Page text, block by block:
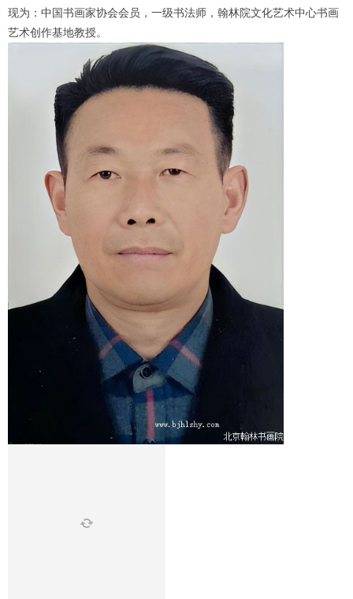
现为：中国书画家协会会员，一级书法师，翰林院文化艺术中心书画
艺术创作基地教授。